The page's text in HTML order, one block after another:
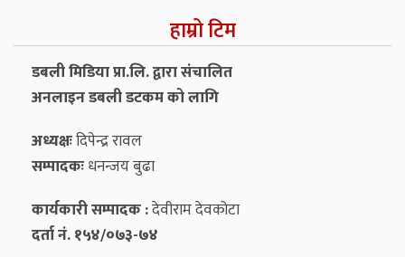
हाम्रो टिम
डबली मिडिया प्रा.लि. द्वारा संचालित
अनलाइन डबली डटकम को लागि
अध्यक्षःदिपेन्द्र रावल
सम्पादकःधनन्‍जय बुढा
कार्यकारी सम्पादक :देवीराम देवकोटा
दर्ता नं. १५४/०७३-७४